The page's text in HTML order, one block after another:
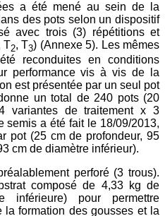
a été mené au sein de la
des pots selon un dispositif
avec trois (3) répétitions et
T2, T3) (Annexe 5). Les mêmes
reconduites en conditions
performance vis à vis de la
est présentée par un seul pot
un total de 240 pots (20
variantes de traitement x 3
semis a été fait le 18/09/2013,
pot (25 cm de profondeur, 95
cm de diamètre inférieur).
perforé (3 trous).
composé de 4,33 kg de
inférieure) pour permettre
la formation des gousses et la